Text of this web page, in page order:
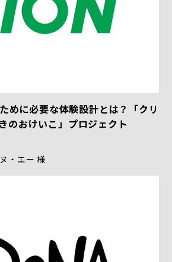
めに必要な体験設計とは？「クリ
のおけいこ」プロジェクト
・エー 様